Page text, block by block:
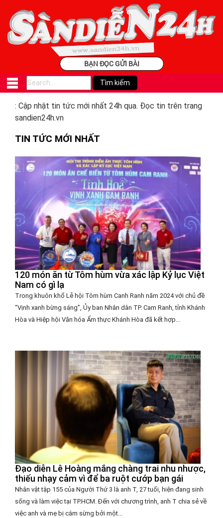
BẠN ĐỌC GỬI BÀI
: Cập nhật tin tức mới nhất 24h qua. Đọc tin trên trang
sandien24h.vn
TIN TỨC MỚI NHẤT
120 món ăn từ Tôm hùm vừa xác lập Kỷ lục Việt
Nam có gì lạ
Trong khuôn khổ Lễ hội Tôm hùm Canh Ranh năm 2024 với chủ đề
“Vịnh xanh bừng sáng”, Ủy ban Nhân dân TP. Cam Ranh, tỉnh Khánh
Hòa và Hiệp hội Văn hóa Ẩm thực Khánh Hòa đã kết hợp...
Đạo diễn Lê Hoàng mắng chàng trai nhu nhược,
thiếu nhạy cảm vì để ba ruột cướp bạn gái
Nhân vật tập 155 của Người Thứ 3 là anh T, 27 tuổi, hiện đang sinh
sống và làm việc tại TP.HCM. Đến với chương trình, anh T chia sẻ về
việc anh và mẹ bị cắm sừng bởi một...